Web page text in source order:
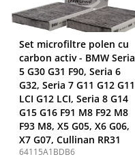
Set microfiltre polen cu
carbon activ - BMW Seria
5 G30 G31 F90, Seria 6
G32, Seria 7 G11 G12 G11
LCI G12 LCI, Seria 8 G14
G15 G16 F91 M8 F92 M8
F93 M8, X5 G05, X6 G06,
X7 G07, Cullinan RR31
64115A1BDB6